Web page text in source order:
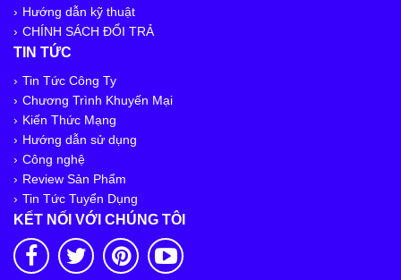
Hướng dẫn kỹ thuật
CHÍNH SÁCH ĐỔI TRẢ
TIN TỨC
Tin Tức Công Ty
Chương Trình Khuyến Mại
Kiến Thức Mạng
Hướng dẫn sử dụng
Công nghệ
Review Sản Phẩm
Tin Tức Tuyển Dụng
KẾT NỐI VỚI CHÚNG TÔI